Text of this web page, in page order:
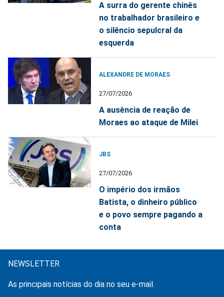
A surra do gerente chinês
no trabalhador brasileiro e
o silêncio sepulcral da
esquerda
ALEXANDRE DE MORAES
27/07/2026
A ausência de reação de
Moraes ao ataque de Milei
JBS
27/07/2026
O império dos irmãos
Batista, o dinheiro público
e o povo sempre pagando a
conta
NEWSLETTER
As principais notícias do dia no seu e-mail.